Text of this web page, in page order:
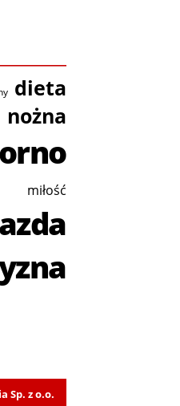
dieta
nożna
miłość
Sp. z o.o.